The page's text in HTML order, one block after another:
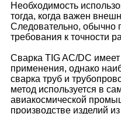
Необходимость
тогда, когда важен
Следовательно, обычно
требования к точности
Сварка TIG AC/DC
применения, однако
сварка труб и
метод используется в
авиакосмической
производстве изделий